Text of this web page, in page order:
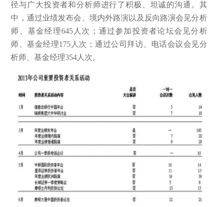
径与广大投资者和分析师进行了积极、坦诚的沟通。其
中，通过业绩发布会、境内外路演以及反向路演会见分析
师、基金经理645人次；通过参加投资者论坛会见分析
师、基金经理175人次；通过公司拜访、电话会议会见分
析师、基金经理354人次。